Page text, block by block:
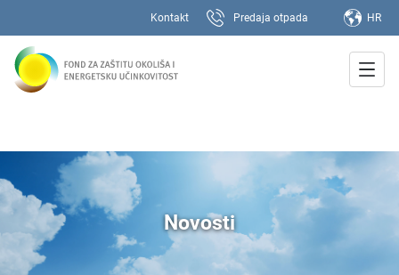
Kontakt Predaja otpada HR
Novosti